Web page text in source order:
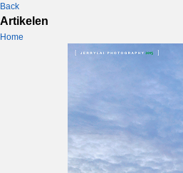
Back
Artikelen
Home